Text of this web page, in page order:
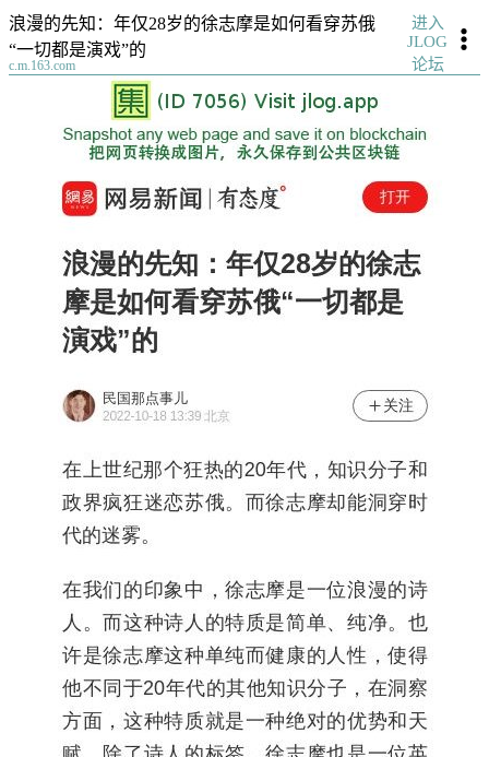
浪漫的先知：年仅28岁的徐志摩是如何看穿苏俄
“一切都是演戏”的
c.m.163.com
进入
JLOG
论坛